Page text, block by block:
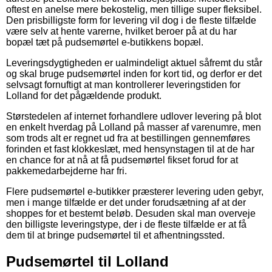
oftest en anelse mere bekostelig, men tillige super fleksibel.
Den prisbilligste form for levering vil dog i de fleste tilfælde
være selv at hente varerne, hvilket beroer på at du har
bopæl tæt på pudsemørtel e-butikkens bopæl.
Leveringsdygtigheden er ualmindeligt aktuel såfremt du står
og skal bruge pudsemørtel inden for kort tid, og derfor er det
selvsagt fornuftigt at man kontrollerer leveringstiden for
Lolland for det pågældende produkt.
Størstedelen af internet forhandlere udlover levering på blot
en enkelt hverdag på Lolland på masser af varenumre, men
som trods alt er regnet ud fra at bestillingen gennemføres
forinden et fast klokkeslæt, med hensynstagen til at de har
en chance for at nå at få pudsemørtel fikset forud for at
pakkemedarbejderne har fri.
Flere pudsemørtel e-butikker præsterer levering uden gebyr,
men i mange tilfælde er det under forudsætning af at der
shoppes for et bestemt beløb. Desuden skal man overveje
den billigste leveringstype, der i de fleste tilfælde er at få
dem til at bringe pudsemørtel til et afhentningssted.
Pudsemørtel til Lolland